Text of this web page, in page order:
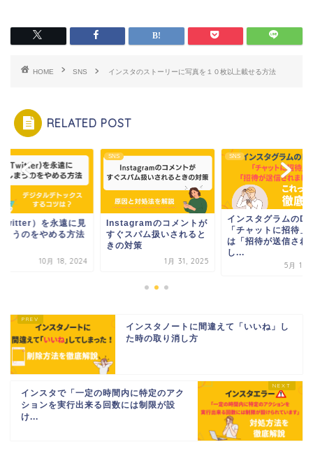
HOME SNS インスタのストーリーに写真を１０枚以上載せる方法
RELATED POST
）を永遠に見
まうのをやめる方法
10月 18, 2024
SNS
Instagramのコメントが
すぐスパム扱いされると
きの対策
1月 31, 2025
SNS
インスタグラムの
「チャットに招待」
は「招待が送信され
し...
5月 10,
インスタノートに間違えて「いいね」し
た時の取り消し方
インスタで「一定の時間内に特定のアク
ションを実行出来る回数には制限が設
け...